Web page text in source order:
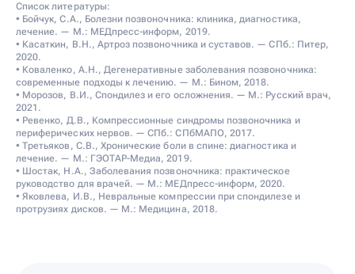
Список литературы:
• Бойчук, С.А., Болезни позвоночника: клиника, диагностика,
лечение. — М.: МЕДпресс-информ, 2019.
• Касаткин, В.Н., Артроз позвоночника и суставов. — СПб.: Питер,
2020.
• Коваленко, А.Н., Дегенеративные заболевания позвоночника:
современные подходы к лечению. — М.: Бином, 2018.
• Морозов, В.И., Спондилез и его осложнения. — М.: Русский врач,
2021.
• Ревенко, Д.В., Компрессионные синдромы позвоночника и
периферических нервов. — СПб.: СПбМАПО, 2017.
• Третьяков, С.В., Хронические боли в спине: диагностика и
лечение. — М.: ГЭОТАР-Медиа, 2019.
• Шостак, Н.А., Заболевания позвоночника: практическое
руководство для врачей. — М.: МЕДпресс-информ, 2020.
• Яковлева, И.В., Невральные компрессии при спондилезе и
протрузиях дисков. — М.: Медицина, 2018.